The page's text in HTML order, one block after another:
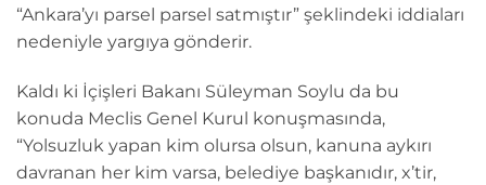
“Ankara’yı parsel parsel satmıştır” şeklindeki iddiaları
nedeniyle yargıya gönderir.
Kaldı ki İçişleri Bakanı Süleyman Soylu da bu
konuda Meclis Genel Kurul konuşmasında,
“Yolsuzluk yapan kim olursa olsun, kanuna aykırı
davranan her kim varsa, belediye başkanıdır, x’tir,